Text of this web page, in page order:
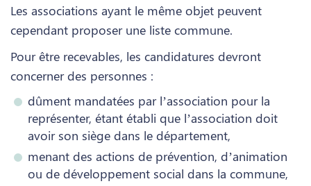
Les associations ayant le même objet peuvent
cependant proposer une liste commune.
Pour être recevables, les candidatures devront
concerner des personnes :
dûment mandatées par l’association pour la
représenter, étant établi que l’association doit
avoir son siège dans le département,
menant des actions de prévention, d’animation
ou de développement social dans la commune,